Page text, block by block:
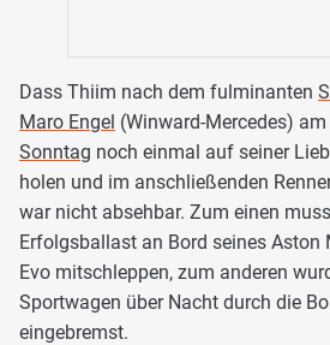
Dass Thiim nach dem fulminanten
Maro Engel (Winward-Mercedes) am
Sonntag noch einmal auf seiner
holen und im anschließenden
war nicht absehbar. Zum einen
Erfolgsballast an Bord seines Aston
Evo mitschleppen, zum anderen
Sportwagen über Nacht durch die
eingebremst.